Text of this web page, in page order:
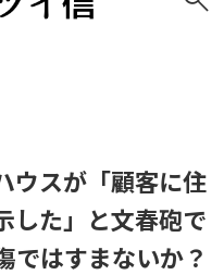
ウスが「顧客に住
した」と文春砲で
ではすまないか？